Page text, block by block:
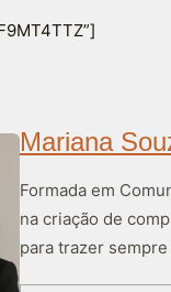
Mariana
Formada em
na criação de
para trazer